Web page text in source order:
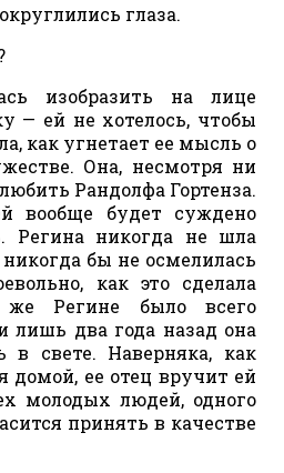
глаза.
изобразить на лице
— ей не хотелось, чтобы
как угнетает ее мысль о
Она, несмотря ни
Рандолфа Гортенза.
вообще будет суждено
Регина никогда не шла
бы не осмелилась
как это сделала
Регине было всего
лишь два года назад она
в свете. Наверняка, как
домой, ее отец вручит ей
молодых людей, одного
принять в качестве